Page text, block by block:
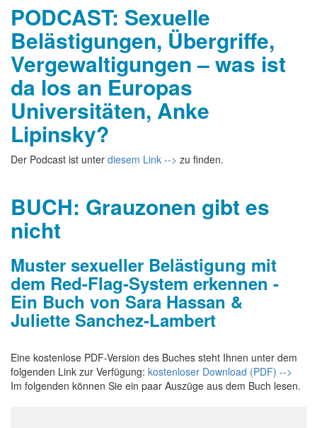
PODCAST: Sexuelle
Belästigungen, Übergriffe,
Vergewaltigungen – was ist
da los an Europas
Universitäten, Anke
Lipinsky?
Der Podcast ist unter diesem Link --> zu finden.
BUCH: Grauzonen gibt es
nicht
Muster sexueller Belästigung mit
dem Red-Flag-System erkennen -
Ein Buch von Sara Hassan &
Juliette Sanchez-Lambert
Eine kostenlose PDF-Version des Buches steht Ihnen unter dem
folgenden Link zur Verfügung: kostenloser Download (PDF) -->
Im folgenden können Sie ein paar Auszüge aus dem Buch lesen.